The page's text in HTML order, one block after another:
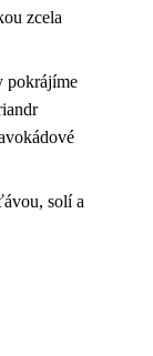
zcela
pokrájíme
solí a